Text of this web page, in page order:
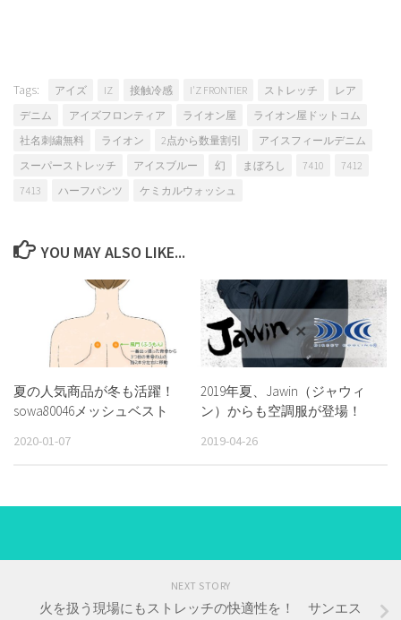
Tags: アイズ IZ 接触冷感 I'Z FRONTIER ストレッチ
レア
デニム
アイズフロンティア ライオン屋
ライオン屋ドットコム
社名刺繍無料
ライオン 2点から数量割引
アイスフィールデニム
スーパーストレッチ
アイスブルー 幻 まぼろし 7410
7412
7413
ハーフパンツ ケミカルウォッシュ
YOU MAY ALSO LIKE...
夏の人気商品が冬も活躍！
sowa80046メッシュベスト
2020-01-07
2019年夏、Jawin（ジャウィ
ン）からも空調服が登場！
2019-04-26
NEXT STORY
火を扱う現場にもストレッチの快適性を！ サンエス